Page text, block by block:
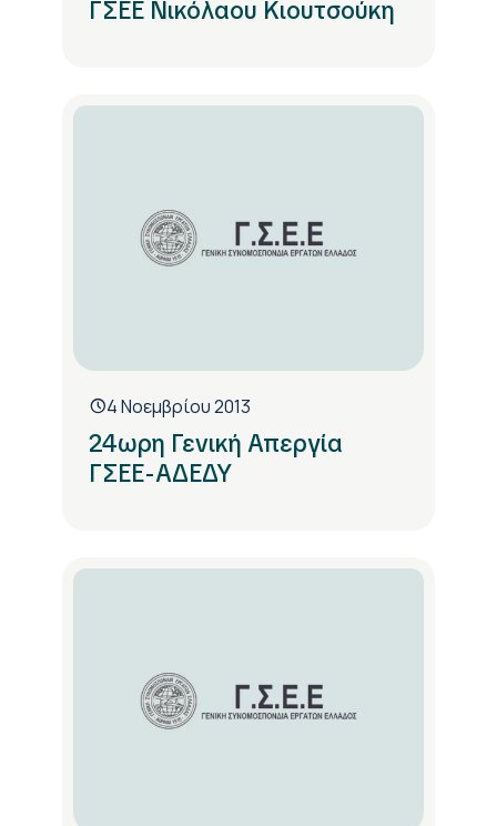
ΓΣΕΕ Νικόλαου Κιουτσούκη
4 Νοεμβρίου 2013
24ωρη Γενική Απεργία
ΓΣΕΕ-ΑΔΕΔΥ